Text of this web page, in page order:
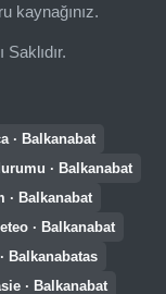
kaynağınız.
· Balkanabat
· Balkanabat
· Balkanabat
· Balkanabat
Balkanabatas
· Balkanabat